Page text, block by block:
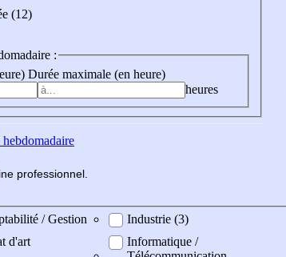
(12)
:
Durée maximale (en heure)
heures
professionnel
/ Gestion
d'art
Industrie (3)
Informatique /